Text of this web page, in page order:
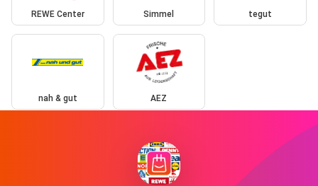
REWE Center Simmel tegut
nah & gut AEZ